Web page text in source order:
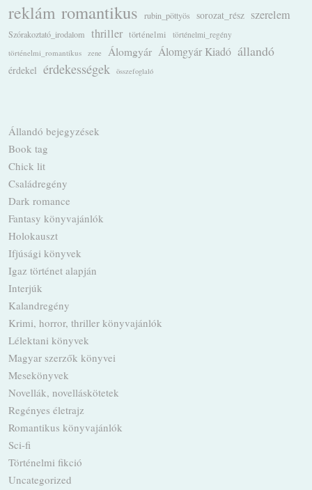
reklám romantikus rubin_pöttyös sorozat_rész szerelem
Szórakoztató_irodalom thriller történelmi
történelmi_regény
történelmi_romantikus
zene Álomgyár Álomgyár Kiadó állandó
érdekel érdekességek összefoglaló
Állandó bejegyzések
Book tag
Chick lit
Családregény
Dark romance
Fantasy könyvajánlók
Holokauszt
Ifjúsági könyvek
Igaz történet alapján
Interjúk
Kalandregény
Krimi, horror, thriller könyvajánlók
Lélektani könyvek
Magyar szerzők könyvei
Mesekönyvek
Novellák, novelláskötetek
Regényes életrajz
Romantikus könyvajánlók
Sci-fi
Történelmi fikció
Uncategorized